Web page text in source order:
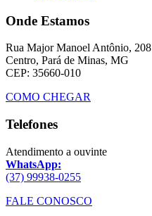
Onde Estamos
Rua Major Manoel Antônio, 208
Centro, Pará de Minas, MG
CEP: 35660-010
COMO CHEGAR
Telefones
Atendimento a ouvinte
WhatsApp:
(37) 99938-0255
FALE CONOSCO